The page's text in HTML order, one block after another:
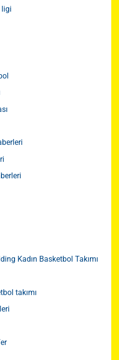
ligi
Kadın Basketbol Takımı
takımı